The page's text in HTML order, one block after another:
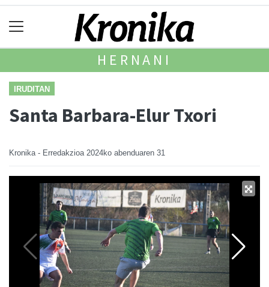
HERNANI
IRUDITAN
Santa Barbara-Elur Txori
Kronika - Erredakzioa 2024ko abenduaren 31